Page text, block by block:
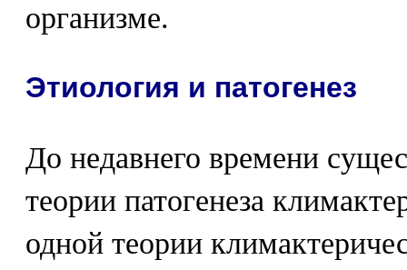
организме.
Этиология и патогенез
До недавнего времени
теории патогенеза
одной теории